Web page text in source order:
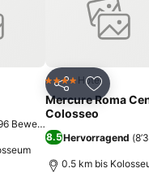
hinzufügen
Bewertungen
Teilen Zu
4 SterneHotel
Mercure Roma
Colosseo
8.5Hervorragend (
0.5 km bis